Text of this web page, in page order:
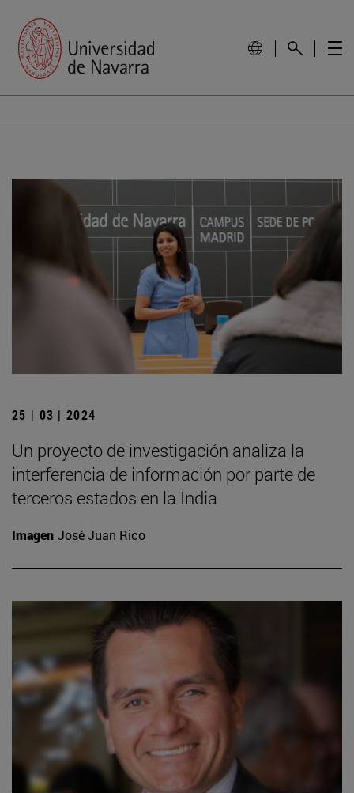
25 | 03 | 2024
Un proyecto de investigación analiza la
interferencia de información por parte de
terceros estados en la India
Imagen José Juan Rico